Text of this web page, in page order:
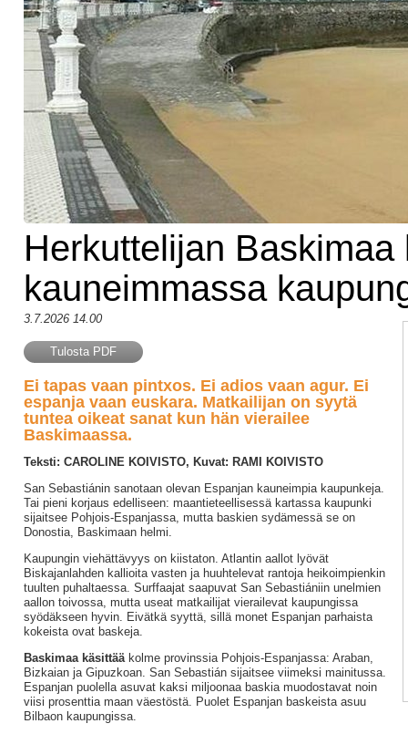
Herkuttelijan
kauneimmassa
3.7.2026 14.00
Tulosta PDF
Ei tapas vaan pintxos. Ei adios vaan agur. Ei
espanja vaan euskara. Matkailijan on syytä
tuntea oikeat sanat kun hän vierailee
Baskimaassa.
Teksti: CAROLINE KOIVISTO, Kuvat: RAMI KOIVISTO
San Sebastiánin sanotaan olevan Espanjan kauneimpia kaupunkeja.
Tai pieni korjaus edelliseen: maantieteellisessä kartassa kaupunki
sijaitsee Pohjois-Espanjassa, mutta baskien sydämessä se on
Donostia, Baskimaan helmi.
Kaupungin viehättävyys on kiistaton. Atlantin aallot lyövät
Biskajanlahden kallioita vasten ja huuhtelevat rantoja heikoimpienkin
tuulten puhaltaessa. Surffaajat saapuvat San Sebastiániin unelmien
aallon toivossa, mutta useat matkailijat vierailevat kaupungissa
syödäkseen hyvin. Eivätkä syyttä, sillä monet Espanjan parhaista
kokeista ovat baskeja.
Baskimaa käsittääkolme provinssia Pohjois-Espanjassa: Araban,
Bizkaian ja Gipuzkoan. San Sebastián sijaitsee viimeksi mainitussa.
Espanjan puolella asuvat kaksi miljoonaa baskia muodostavat noin
viisi prosenttia maan väestöstä. Puolet Espanjan baskeista asuu
Bilbaon kaupungissa.